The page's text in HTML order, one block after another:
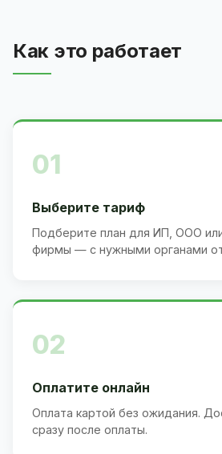
Как это работает
01
Выберите тариф
Подберите план для ИП, ООО
фирмы — с нужными органами
02
Оплатите онлайн
Оплата картой без ожидания.
сразу после оплаты.